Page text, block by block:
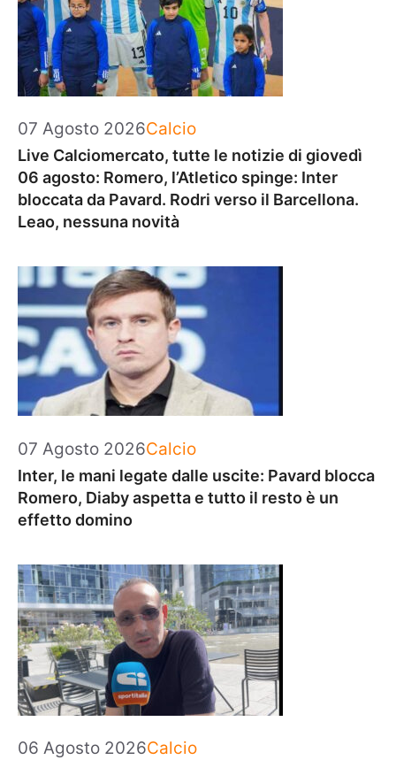
07 Agosto 2026Categorie
Calcio
Live Calciomercato, tutte le notizie di giovedì
06 agosto: Romero, l’Atletico spinge: Inter
bloccata da Pavard. Rodri verso il Barcellona.
Leao, nessuna novità
07 Agosto 2026Categorie
Calcio
Inter, le mani legate dalle uscite: Pavard blocca
Romero, Diaby aspetta e tutto il resto è un
effetto domino
06 Agosto 2026Categorie
Calcio